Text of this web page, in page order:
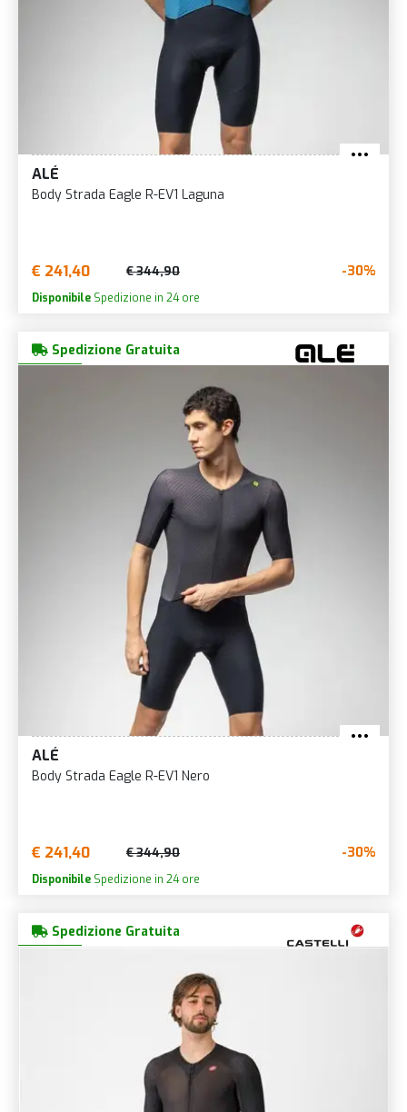
ALÉ
Body Strada Eagle R-EV1 Laguna
€ 241,40 € 344,90 -30%
Disponibile Spedizione in 24 ore
Spedizione Gratuita
ALÉ
Body Strada Eagle R-EV1 Nero
€ 241,40 € 344,90 -30%
Disponibile Spedizione in 24 ore
Spedizione Gratuita